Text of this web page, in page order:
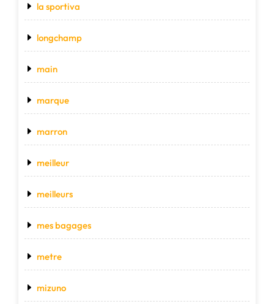
la sportiva
longchamp
main
marque
marron
meilleur
meilleurs
mes bagages
metre
mizuno